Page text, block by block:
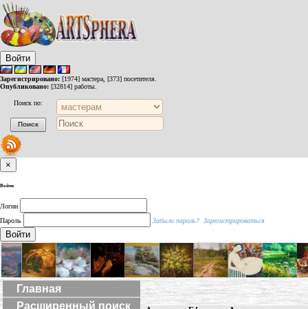
Войти
Зарегистрировано: [1974] мастера, [373] посетителя.
Опубликовано: [32814] работы.
Поиск по:
×
Войти
Логин
Пароль
Забыли пароль? Зарегистрироваться
Войти
Главная
Расширенный поиск